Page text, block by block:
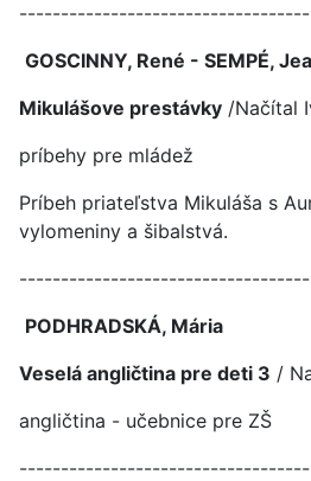
GOSCINNY, René - SEMPÉ,
Mikulášove prestávky /Načítal
príbehy pre mládež
Príbeh priateľstva Mikuláša s
vylomeniny a šibalstvá.
PODHRADSKÁ, Mária
Veselá angličtina pre deti 3 /
angličtina - učebnice pre ZŠ